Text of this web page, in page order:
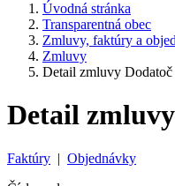
Úvodná stránka
Transparentná obec
Zmluvy, faktúry a
Zmluvy
Detail zmluvy Dodatoč
Detail
Faktúry | Objednávky